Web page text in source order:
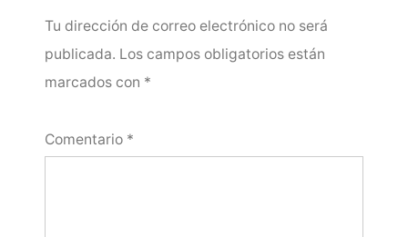
Tu dirección de correo electrónico no será
publicada. Los campos obligatorios están
marcados con *
Comentario *